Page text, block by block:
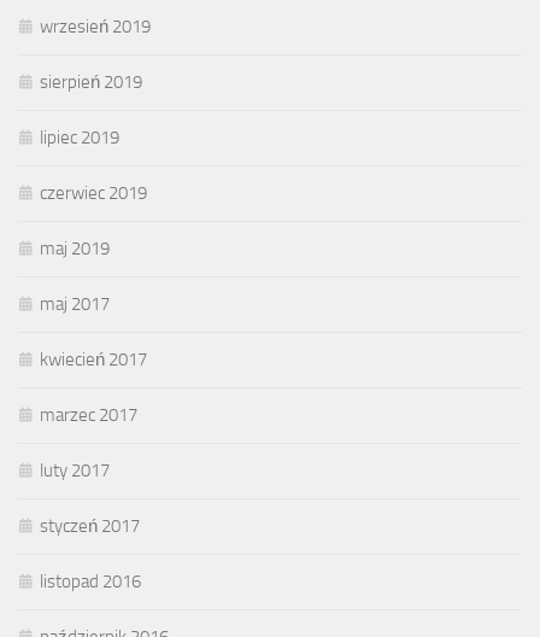
wrzesień 2019
sierpień 2019
lipiec 2019
czerwiec 2019
maj 2019
maj 2017
kwiecień 2017
marzec 2017
luty 2017
styczeń 2017
listopad 2016